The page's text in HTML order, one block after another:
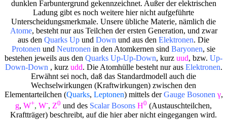
dunklen Farbuntergrund gekennzeichnet. Außer der elektrischen
Ladung gibt es noch weitere hier nicht aufgeführte
Unterscheidungsmerkmale. Unsere übliche Materie, nämlich die
Atome, besteht nur aus Teilchen der ersten Generation, und zwar
aus den Quarks Up und Down und aus den Elektronen. Die
Protonen und Neutronen in den Atomkernen sind Baryonen, sie
bestehen jeweils aus den Quarks Up-Up-Down, kurz uud, bzw. Up-
Down-Down , kurz udd. Die Atomhülle besteht nur aus Elektronen.
Erwähnt sei noch, daß das Standardmodell auch die
Wechselwirkungen (Kraftwirkungen) zwischen den
Elementarteilchen (Quarks, Leptonen) mittels derGauge Bosonen γ,
g, W+, W-, Z0 und des Scalar Bosons H0 (Austauschteilchen,
Kraftträger) beschreibt, auf die hier aber nicht eingegangen wird.